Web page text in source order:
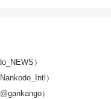
）
）
）